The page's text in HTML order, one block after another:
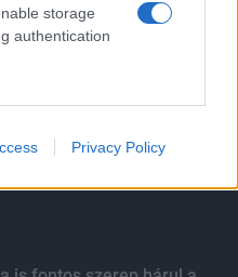
storage
authentication
and other
Privacy Policy
erőforrásait
is szakirányú